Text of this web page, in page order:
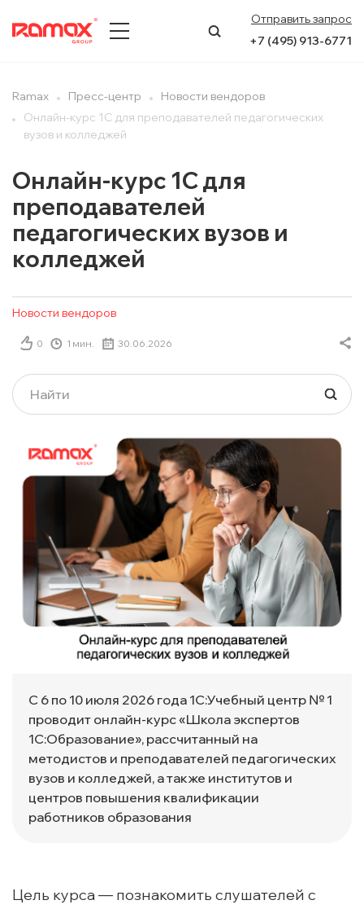
Отправить запрос
+7 (495) 913-6771
ПРЕСС-ЦЕНТР
УСЛУГИ
КЕЙСЫ
Ramax Пресс-центр
Новости вендоров
Онлайн-курс 1C для преподавателей педагогических
вузов и колледжей
Онлайн-курс 1C для
преподавателей
педагогических вузов и
колледжей
Новости вендоров
0 1 мин. 30.06.2026
С 6 по 10 июля 2026 года 1С:Учебный центр № 1
проводит онлайн-курс «Школа экспертов
1С:Образование», рассчитанный на
методистов и преподавателей педагогических
вузов и колледжей, а также институтов и
центров повышения квалификации
работников образования
Цель курса — познакомить слушателей с